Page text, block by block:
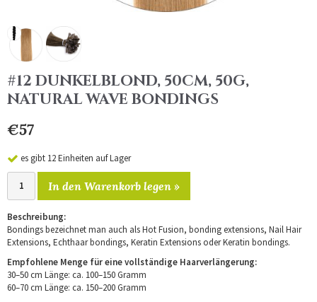
#12 DUNKELBLOND, 50CM, 50G,
NATURAL WAVE BONDINGS
€57
es gibt 12 Einheiten auf Lager
In den Warenkorb legen »
Beschreibung:
Bondings bezeichnet man auch als Hot Fusion, bonding extensions, Nail Hair
Extensions, Echthaar bondings, Keratin Extensions oder Keratin bondings.
Empfohlene Menge für eine vollständige Haarverlängerung:
30–50 cm Länge: ca. 100–150 Gramm
60–70 cm Länge: ca. 150–200 Gramm